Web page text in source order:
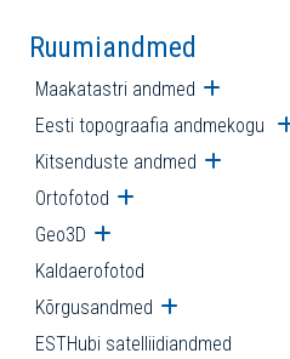
Ruumiandmed
Maakatastri andmed Ava
Eesti topograafia andmekogu
Kitsenduste andmed Ava
Ortofotod Ava alammenüü
Geo3D Ava alammenüü
Kaldaerofotod
Kõrgusandmed Ava
ESTHubi satelliidiandmed